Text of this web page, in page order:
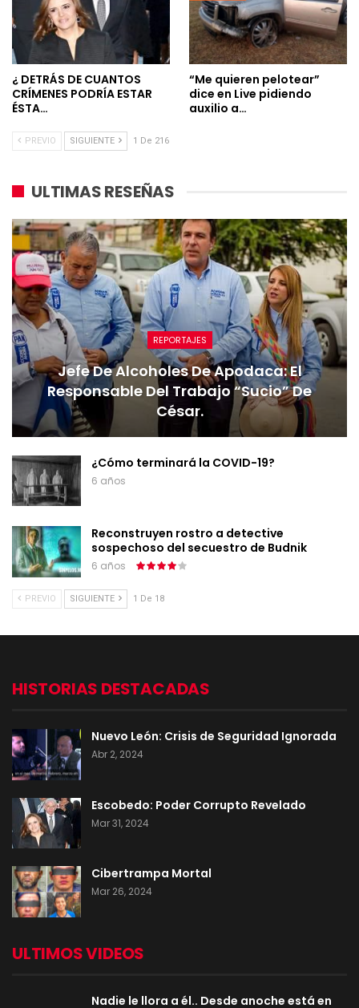
¿ DETRÁS DE CUANTOS
CRÍMENES PODRÍA ESTAR
ÉSTA…
“Me quieren pelotear”
dice en Live pidiendo
auxilio a…
PREVIO SIGUIENTE 1 De 216
ULTIMAS RESEÑAS
REPORTAJES
Jefe De Alcoholes De Apodaca: El
Responsable Del Trabajo “sucio” De
César.
¿Cómo terminará la COVID-19?
6 años
Reconstruyen rostro a detective
sospechoso del secuestro de Budnik
6 años
PREVIO SIGUIENTE 1 De 18
HISTORIAS DESTACADAS
Nuevo León: Crisis de Seguridad Ignorada
Abr 2, 2024
Escobedo: Poder Corrupto Revelado
Mar 31, 2024
Cibertrampa Mortal
Mar 26, 2024
ULTIMOS VIDEOS
Nadie le llora a él.. Desde anoche está en